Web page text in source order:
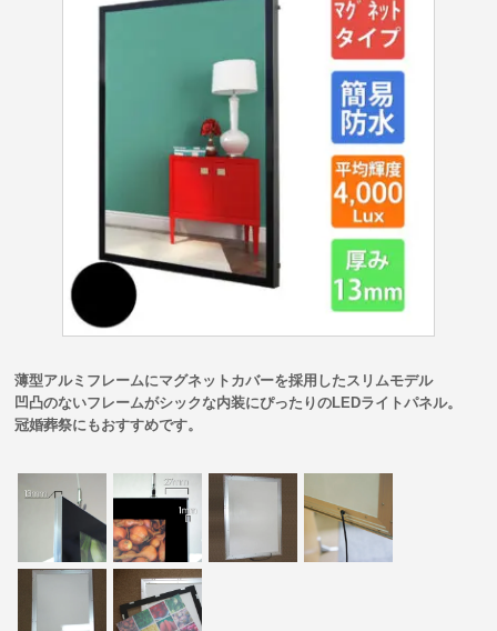
薄型アルミフレームにマグネットカバーを採用したスリムモデル
凹凸のないフレームがシックな内装にぴったりのLEDライトパネル。
冠婚葬祭にもおすすめです。